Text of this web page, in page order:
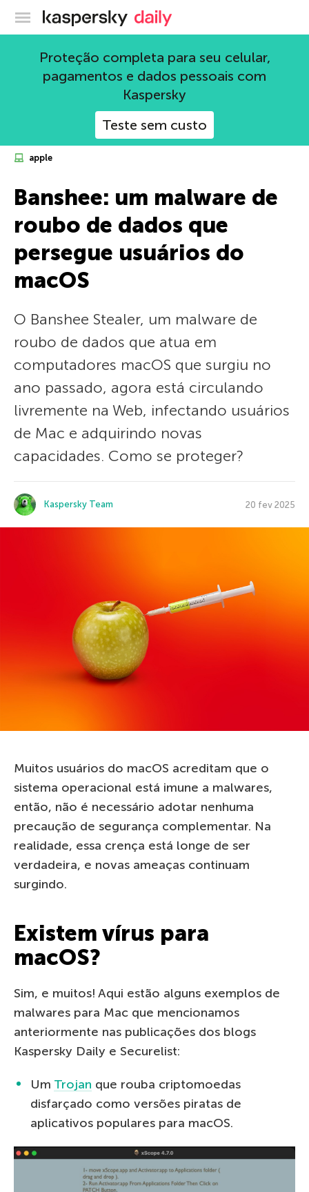
Blog oficial da Kaspersky
Proteção completa para seu celular,
pagamentos e dados pessoais com
Kaspersky
Teste sem custo
apple
Banshee: um malware de
roubo de dados que
persegue usuários do
macOS
O Banshee Stealer, um malware de
roubo de dados que atua em
computadores macOS que surgiu no
ano passado, agora está circulando
livremente na Web, infectando usuários
de Mac e adquirindo novas
capacidades. Como se proteger?
Kaspersky Team 20 fev 2025
Muitos usuários do macOS acreditam que o
sistema operacional está imune a malwares,
então, não é necessário adotar nenhuma
precaução de segurança complementar. Na
realidade, essa crença está longe de ser
verdadeira, e novas ameaças continuam
surgindo.
Existem vírus para
macOS?
Sim, e muitos! Aqui estão alguns exemplos de
malwares para Mac que mencionamos
anteriormente nas publicações dos blogs
Kaspersky Daily e Securelist:
Um Trojan que rouba criptomoedas
disfarçado como versões piratas de
aplicativos populares para macOS.